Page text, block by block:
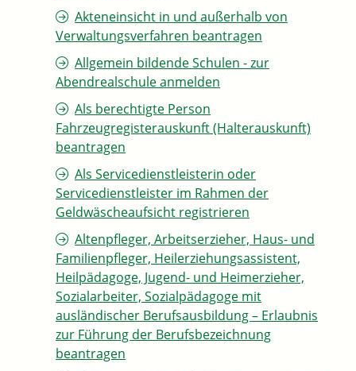
Akteneinsicht in und außerhalb von
Verwaltungsverfahren beantragen
Allgemein bildende Schulen - zur
Abendrealschule anmelden
Als berechtigte Person
Fahrzeugregisterauskunft (Halterauskunft)
beantragen
Als Servicedienstleisterin oder
Servicedienstleister im Rahmen der
Geldwäscheaufsicht registrieren
Altenpfleger, Arbeitserzieher, Haus- und
Familienpfleger, Heilerziehungsassistent,
Heilpädagoge, Jugend- und Heimerzieher,
Sozialarbeiter, Sozialpädagoge mit
ausländischer Berufsausbildung – Erlaubnis
zur Führung der Berufsbezeichnung
beantragen